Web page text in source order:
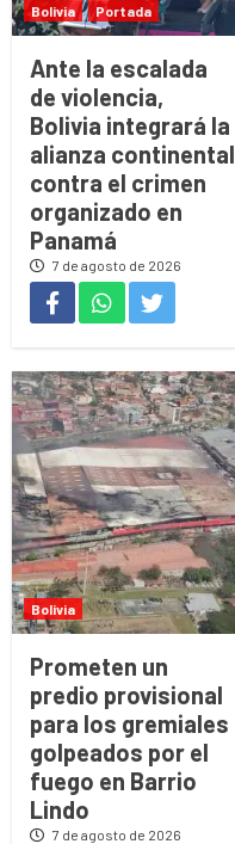
Bolivia Portada
Ante la escalada
de violencia,
Bolivia integrará la
alianza continental
contra el crimen
organizado en
Panamá
7 de agosto de 2026
Bolivia
Prometen un
predio provisional
para los gremiales
golpeados por el
fuego en Barrio
Lindo
7 de agosto de 2026